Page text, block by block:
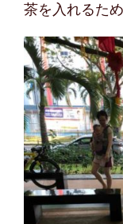
茶を入れるた